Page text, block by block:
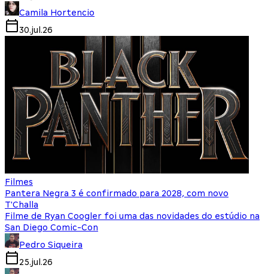
Camila Hortencio
30.jul.26
Filmes
Pantera Negra 3 é confirmado para 2028, com novo
T'Challa
Filme de Ryan Coogler foi uma das novidades do estúdio na
San Diego Comic-Con
Pedro Siqueira
25.jul.26